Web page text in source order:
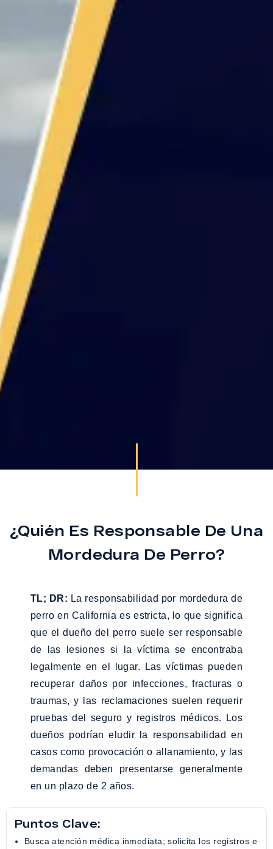
¿Quién Es Responsable De Una
Mordedura De Perro?
TL; DR: La responsabilidad por mordedura de
perro en California es estricta, lo que significa
que el dueño del perro suele ser responsable
de las lesiones si la víctima se encontraba
legalmente en el lugar. Las víctimas pueden
recuperar daños por infecciones, fracturas o
traumas, y las reclamaciones suelen requerir
pruebas del seguro y registros médicos. Los
dueños podrían eludir la responsabilidad en
casos como provocación o allanamiento, y las
demandas deben presentarse generalmente
en un plazo de 2 años.
Puntos Clave:
Busca atención médica inmediata; solicita los registros e